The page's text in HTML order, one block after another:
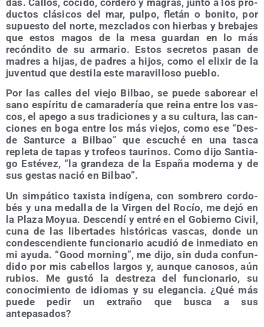
duc­tos clá­si­cos del mar, pul­po, fle­tán o boni­to, por
supues­to del nor­te, mez­cla­dos con hier­bas y bre­ba­jes
que estos magos de la mesa guar­dan en lo más
recón­di­to de su arma­rio. Estos secre­tos pasan de
madres a hijas, de padres a hijos, como el eli­xir de la
juven­tud que des­ti­la este mara­vi­llo­so pueblo.
Por las calles del vie­jo Bil­bao, se pue­de sabo­rear el
sano espí­ri­tu de cama­ra­de­ría que rei­na entre los vas­
cos, el ape­go a sus tra­di­cio­nes y a su cul­tu­ra, las can­
cio­nes en boga entre los más vie­jos, como ese “Des­
de San­tur­ce a Bil­bao” que escu­ché en una tas­ca
reple­ta de tapas y tro­feos tau­ri­nos. Como dijo San­tia­
go Esté­vez, “la gran­de­za de la Espa­ña moder­na y de
sus ges­tas nació en Bilbao”.
Un sim­pá­ti­co taxis­ta indí­ge­na, con som­bre­ro cor­do­
bés y una meda­lla de la Vir­gen del Rocío, me dejó en
la Pla­za Moyua. Des­cen­dí y entré en el Gobierno Civil,
cuna de las liber­ta­des his­tó­ri­cas vas­cas, don­de un
con­des­cen­dien­te fun­cio­na­rio acu­dió de inme­dia­to en
mi ayu­da. “Good mor­ning”, me dijo, sin duda con­fun­
di­do por mis cabe­llos lar­gos y, aun­que cano­sos, aún
rubios. Me gus­tó la des­tre­za del fun­cio­na­rio, su
cono­ci­mien­to de idio­mas y su ele­gan­cia. ¿Qué más
pue­de pedir un extra­ño que bus­ca a sus
antepasados?